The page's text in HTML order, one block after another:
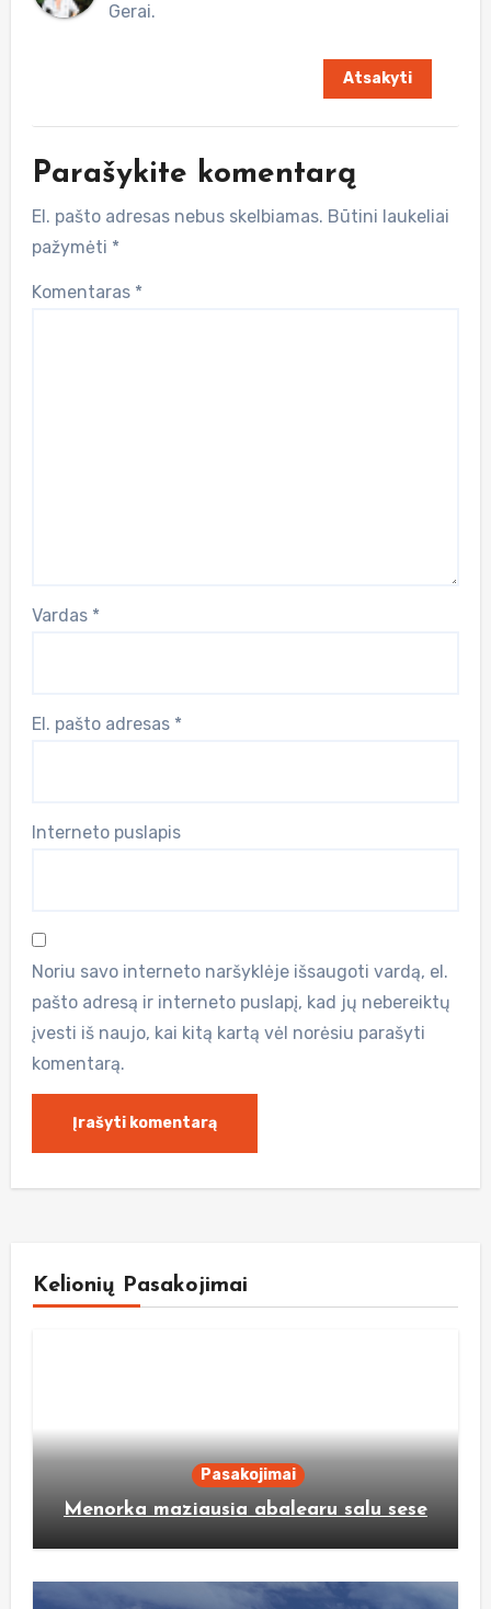
Gerai.
Atsakyti
Parašykite komentarą
El. pašto adresas nebus skelbiamas. Būtini laukeliai
pažymėti *
Komentaras *
Vardas *
El. pašto adresas *
Interneto puslapis
Noriu savo interneto naršyklėje išsaugoti vardą, el.
pašto adresą ir interneto puslapį, kad jų nebereiktų
įvesti iš naujo, kai kitą kartą vėl norėsiu parašyti
komentarą.
Kelionių Pasakojimai
Pasakojimai
Menorka maziausia abalearu salu sese